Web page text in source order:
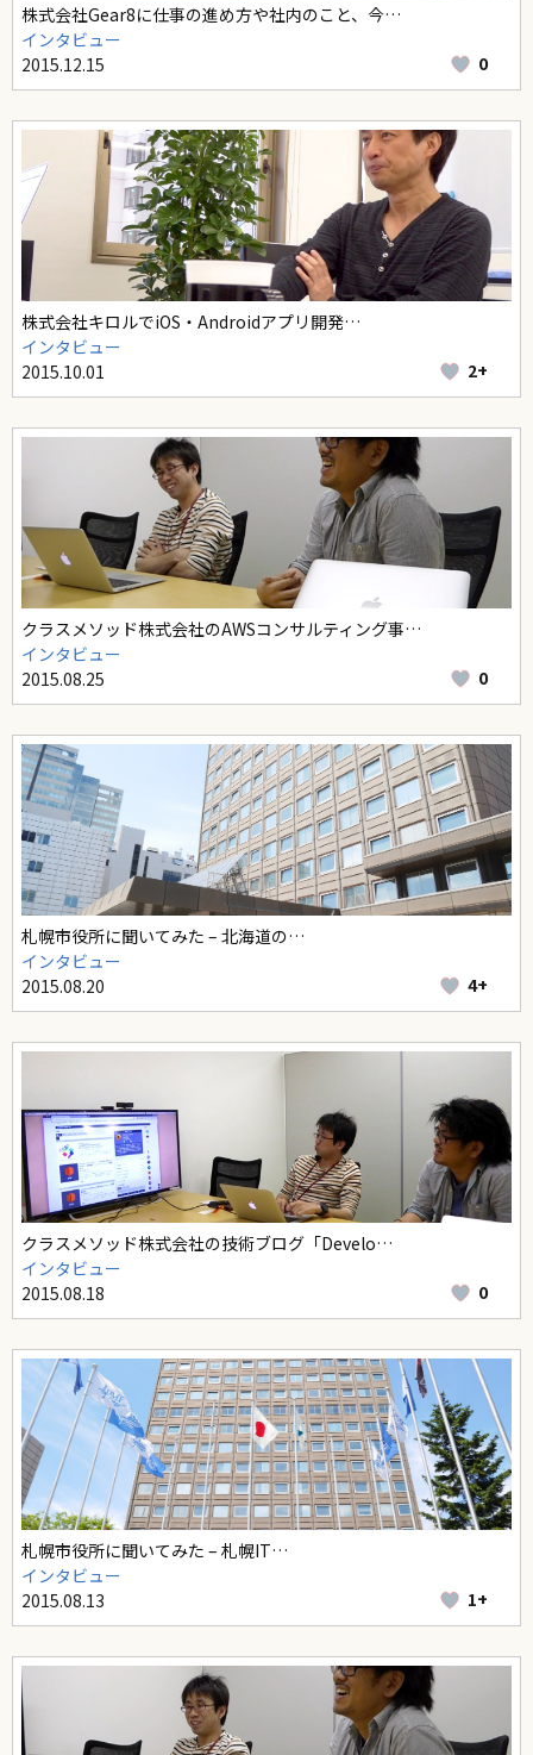
株式会社Gear8に仕事の進め方や社内のこと、今…
インタビュー
2015.12.15
0
株式会社キロルでiOS・Androidアプリ開発…
インタビュー
2015.10.01
2+
クラスメソッド株式会社のAWSコンサルティング事…
インタビュー
2015.08.25
0
札幌市役所に聞いてみた – 北海道の…
インタビュー
2015.08.20
4+
クラスメソッド株式会社の技術ブログ「Develo…
インタビュー
2015.08.18
0
札幌市役所に聞いてみた – 札幌IT…
インタビュー
2015.08.13
1+